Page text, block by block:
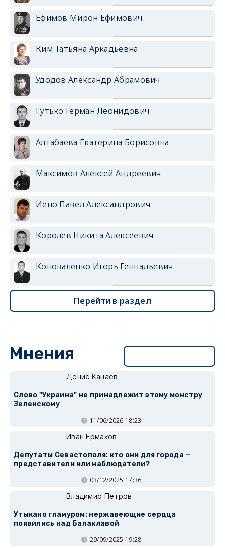
Ефимов Мирон Ефимович
Ким Татьяна Аркадьевна
Удодов Александр Абрамович
Гутько Герман Леонидович
Алтабаева Екатерина Борисовна
Максимов Алексей Андреевич
Иено Павел Александрович
Королев Никита Алексеевич
Коноваленко Игорь Геннадьевич
Перейти в раздел
Мнения
Денис Канаев
Слово "Украина" не принадлежит этому монстру
Зеленскому
11/06/2026 18:23
Иван Ермаков
Депутаты Севастополя: кто они для города —
представители или наблюдатели?
03/12/2025 17:36
Владимир Петров
Утыкано гламуром: нержавеющие сердца
появились над Балаклавой
29/09/2025 19:28